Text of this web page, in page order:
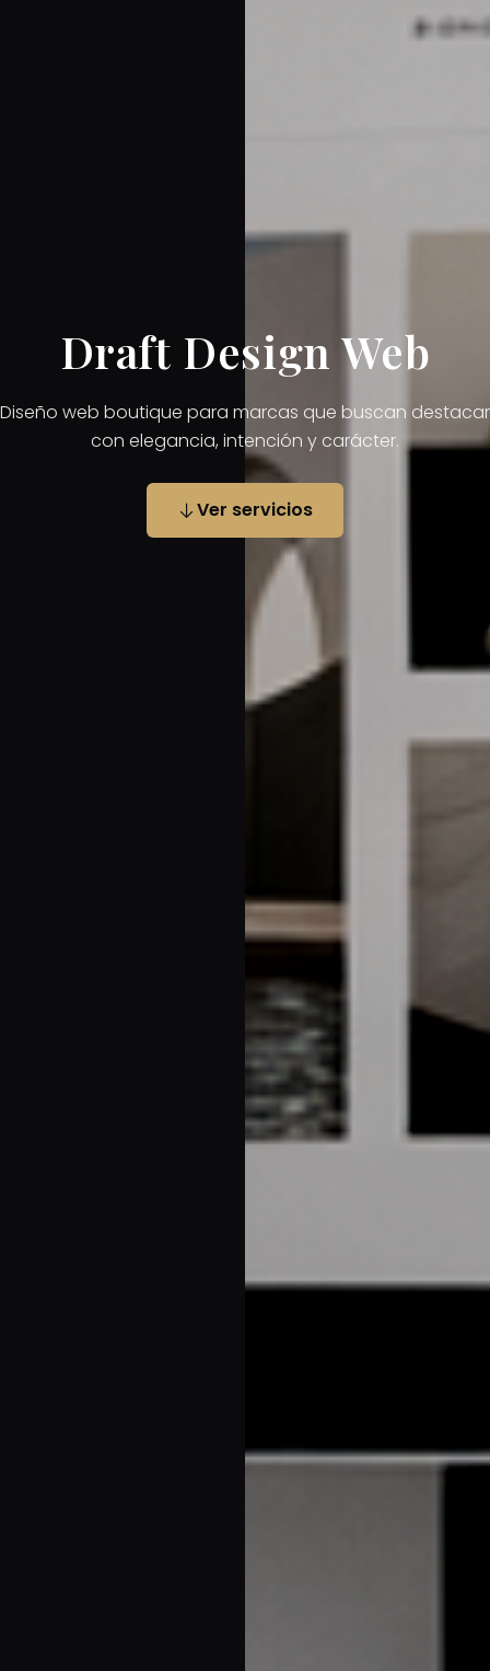
Draft Design Web
Diseño web boutique para marcas que buscan destacar
con elegancia, intención y carácter.
Ver servicios